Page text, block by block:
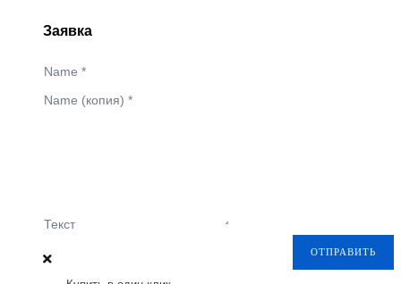
Заявка
Name *
Name (копия) *
Текст
ОТПРАВИТЬ